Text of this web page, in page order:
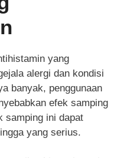
yang
alergi dan kondisi
banyak, penggunaan
efek samping
samping ini dapat
yang serius.